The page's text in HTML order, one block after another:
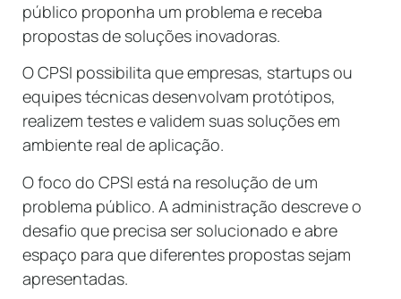
público proponha um problema e receba
propostas de soluções inovadoras.
O CPSI possibilita que empresas, startups ou
equipes técnicas desenvolvam protótipos,
realizem testes e validem suas soluções em
ambiente real de aplicação.
O foco do CPSI está na resolução de um
problema público. A administração descreve o
desafio que precisa ser solucionado e abre
espaço para que diferentes propostas sejam
apresentadas.